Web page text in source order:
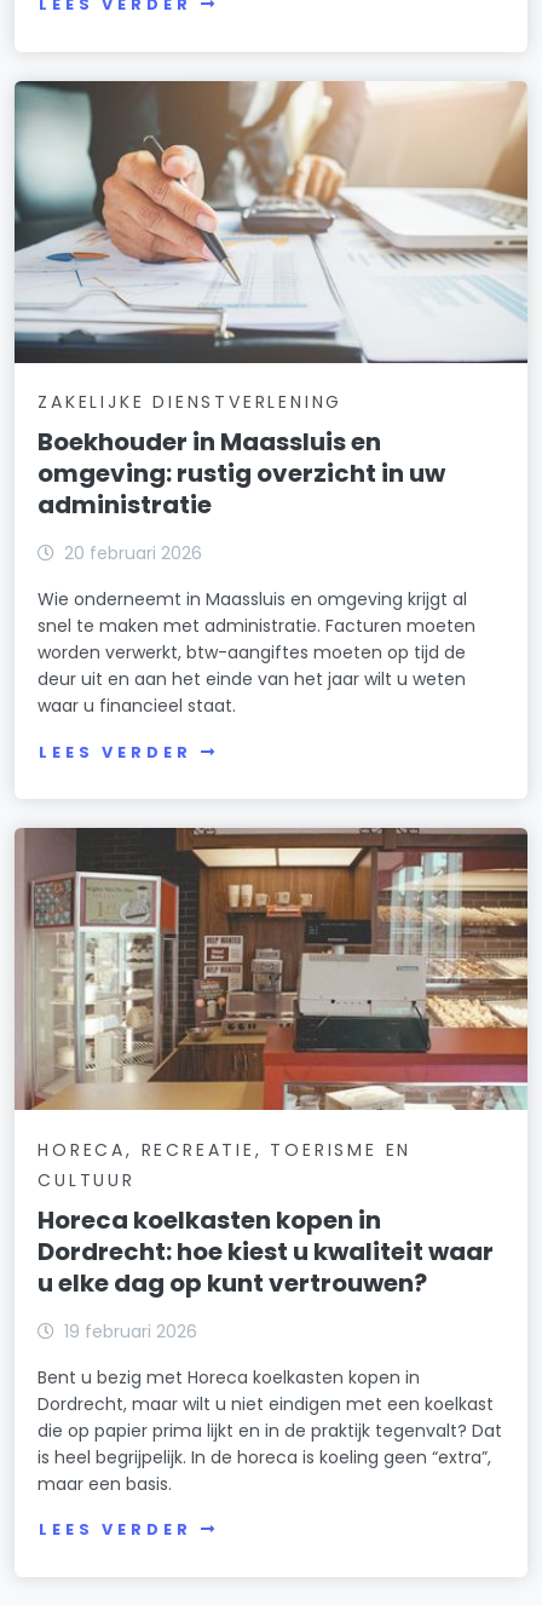
LEES VERDER
ZAKELIJKE DIENSTVERLENING
Boekhouder in Maassluis en
omgeving: rustig overzicht in uw
administratie
20 februari 2026
Wie onderneemt in Maassluis en omgeving krijgt al
snel te maken met administratie. Facturen moeten
worden verwerkt, btw-aangiftes moeten op tijd de
deur uit en aan het einde van het jaar wilt u weten
waar u financieel staat.
LEES VERDER
HORECA, RECREATIE, TOERISME EN
CULTUUR
Horeca koelkasten kopen in
Dordrecht: hoe kiest u kwaliteit waar
u elke dag op kunt vertrouwen?
19 februari 2026
Bent u bezig met Horeca koelkasten kopen in
Dordrecht, maar wilt u niet eindigen met een koelkast
die op papier prima lijkt en in de praktijk tegenvalt? Dat
is heel begrijpelijk. In de horeca is koeling geen “extra”,
maar een basis.
LEES VERDER